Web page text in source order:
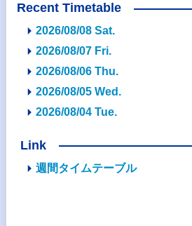
Recent Timetable
2026/08/08 Sat.
2026/08/07 Fri.
2026/08/06 Thu.
2026/08/05 Wed.
2026/08/04 Tue.
Link
週間タイムテーブル